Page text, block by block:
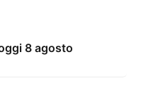
8 agosto